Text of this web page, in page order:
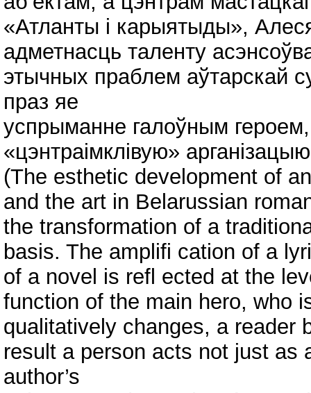
«Атланты і карыятыды»,
адметнасць таленту
этычных праблем аўтарскай
праз яе
успрыманне галоўным
«цэнтраімклівую»
(The esthetic development of
and the art in Belarussian
the transformation of a
basis. The amplifi cation of a
of a novel is refl ected at the
function of the main hero, who
qualitatively changes, a reader
result a person acts not just as
author’s